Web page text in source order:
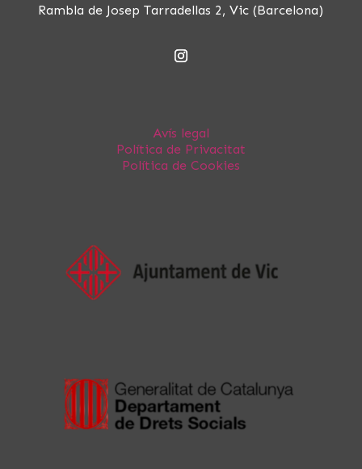
Rambla de Josep Tarradellas 2, Vic (Barcelona)
Avís legal
Política de Privacitat
Política de Cookies